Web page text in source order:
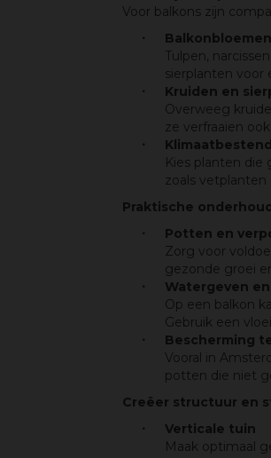
Voor balkons zijn
Tulpen,
sierplanten voor
Kruiden en
Overweeg
ze verfraaien
Kies planten
zoals vetplanten
Praktische
Potten en
Zorg voor
gezonde groei
Watergeven
Op een balkon
Gebruik een
Bescherming
Vooral in
potten die niet
Creëer structuur en
Verticale tuin
Maak optimaal